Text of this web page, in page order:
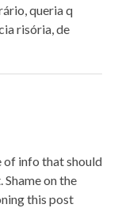
queria q
risória, de
info that should
on the
this post